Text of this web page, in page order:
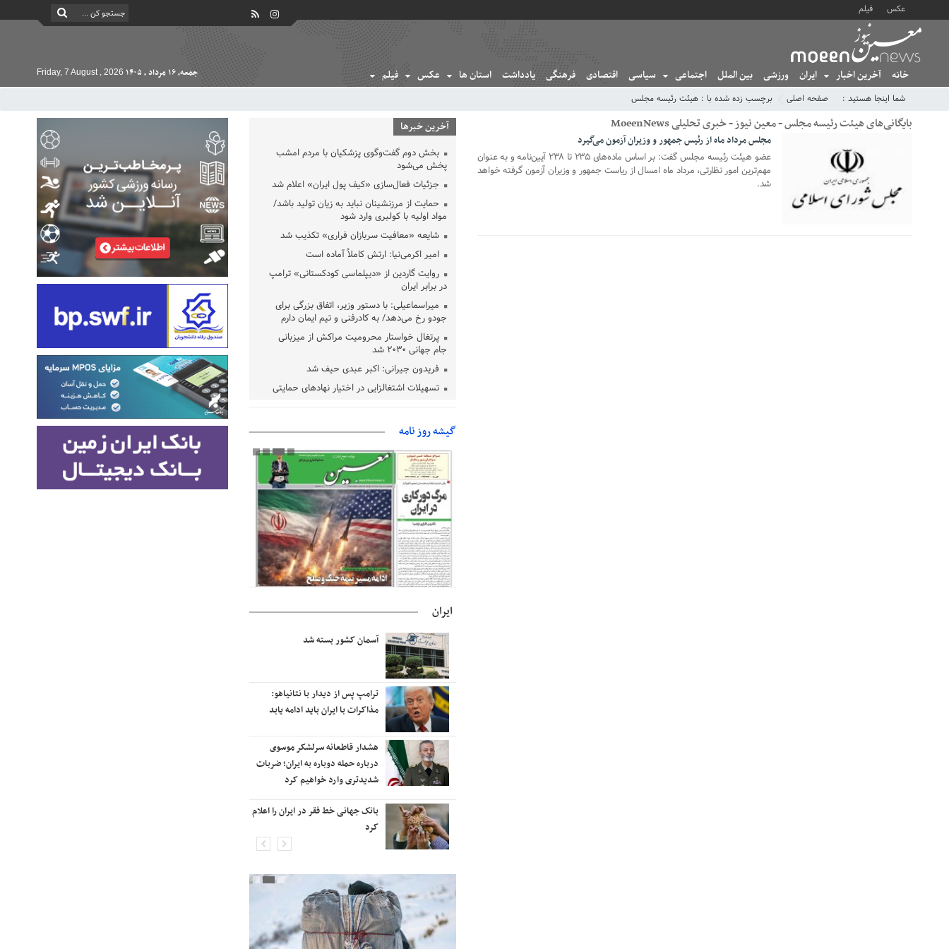
عکس فیلم
خانه آخرین اخبار ایران ورزشی بین الملل اجتماعی سیاسی اقتصادی فرهنگی یادداشت استان ها عکس فیلم جمعه, ۱۶ مرداد , ۱۴۰۵ Friday, 7 August , 2026
شما اینجا هستید : صفحه اصلی برچسب زده شده با : هیئت رئیسه مجلس
بایگانی‌های هیئت رئیسه مجلس - معین نیوز - خبری تحلیلی MoeenNews
مجلس مرداد ماه از رئیس جمهور و وزیران آزمون می‌گیرد
عضو هیئت رئیسه مجلس گفت: بر اساس ماده‌های ۲۳۵ تا ۲۳۸ آیین‌نامه و به عنوان
مهم‌ترین امور نظارتی، مرداد ماه امسال از ریاست جمهور و وزیران آزمون گرفته خواهد
شد.
آخرین خبرها
بخش دوم گفت‌وگوی پزشکیان با مردم امشب
پخش می‌شود
جزئیات فعال‌سازی «کیف پول ایران» اعلام شد
حمایت از مرزنشینان نباید به زیان تولید باشد/
مواد اولیه با کولبری وارد شود
شایعه «معافیت سربازان فراری» تکذیب شد
امیر اکرمی‌نیا: ارتش کاملاً آماده است
روایت گاردین از «دیپلماسی کودکستانی» ترامپ
در برابر ایران
میراسماعیلی: با دستور وزیر، اتفاق بزرگی برای
جودو رخ می‌دهد/ به کادرفنی و تیم ایمان دارم
پرتغال خواستار محرومیت مراکش از میزبانی
جام جهانی ۲۰۳۰ شد
فریدون جیرانی: اکبر عبدی حیف شد
تسهیلات اشتغالزایی در اختیار نهادهای حمایتی
فدراسیون فوتبال با حضور قلعه‌نویی مشخص شد
دفتر رهبر انقلاب: مطالب خارج از مراجع رسمی
فاقد سندیت است
بقائی: فضای مذاکرات فنی و سیاسی ایران و
عمان درباره تنگه هرمز، مثبت است
رئیس سازمان جهاد کشاورزی استان: کشاورزان
گیلان نسبت به دریافت یارانه کود اقدام کنند
تمدید مهلت اظهارنامه‌های مالیاتی سال ۱۴۰۴ تا
پایان شهریورماه
گیشه روز نامه
ایران
آسمان کشور بسته شد
ترامپ پس از دیدار با نتانیاهو:
مذاکرات با ایران باید ادامه یابد
هشدار قاطعانه سرلشکر موسوی
درباره حمله دوباره به ایران؛ ضربات
شدیدتری وارد خواهیم کرد
بانک جهانی خط فقر در ایران را اعلام
کرد
 